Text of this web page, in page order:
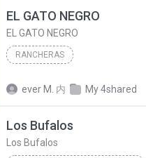
EL GATO NEGRO
EL GATO NEGRO
RANCHERAS
ever M. 内 My 4shared
Los Bufalos
Los Bufalos